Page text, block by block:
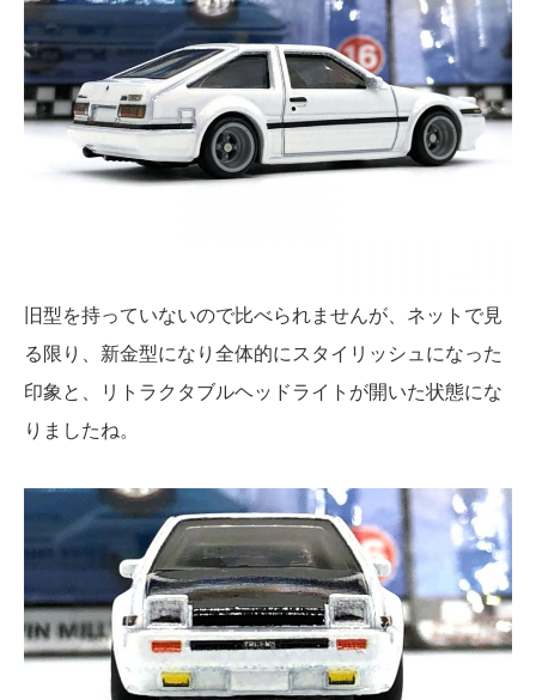
旧型を持っていないので比べられませんが、ネットで見
る限り、新金型になり全体的にスタイリッシュになった
印象と、リトラクタブルヘッドライトが開いた状態にな
りましたね。